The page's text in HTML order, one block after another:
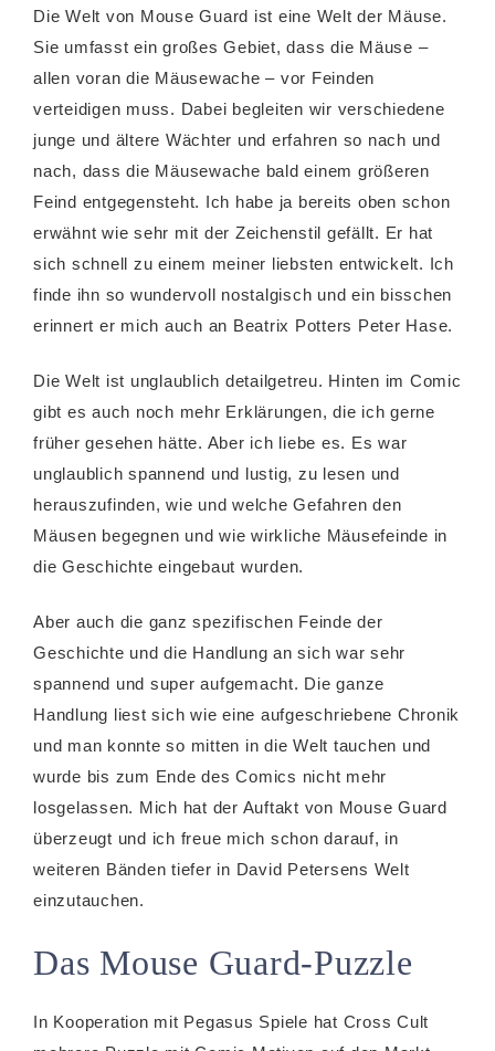
Die Welt von Mouse Guard ist eine Welt der Mäuse.
Sie umfasst ein großes Gebiet, dass die Mäuse –
allen voran die Mäusewache – vor Feinden
verteidigen muss. Dabei begleiten wir verschiedene
junge und ältere Wächter und erfahren so nach und
nach, dass die Mäusewache bald einem größeren
Feind entgegensteht. Ich habe ja bereits oben schon
erwähnt wie sehr mit der Zeichenstil gefällt. Er hat
sich schnell zu einem meiner liebsten entwickelt. Ich
finde ihn so wundervoll nostalgisch und ein bisschen
erinnert er mich auch an Beatrix Potters Peter Hase.
Die Welt ist unglaublich detailgetreu. Hinten im Comic
gibt es auch noch mehr Erklärungen, die ich gerne
früher gesehen hätte. Aber ich liebe es. Es war
unglaublich spannend und lustig, zu lesen und
herauszufinden, wie und welche Gefahren den
Mäusen begegnen und wie wirkliche Mäusefeinde in
die Geschichte eingebaut wurden.
Aber auch die ganz spezifischen Feinde der
Geschichte und die Handlung an sich war sehr
spannend und super aufgemacht. Die ganze
Handlung liest sich wie eine aufgeschriebene Chronik
und man konnte so mitten in die Welt tauchen und
wurde bis zum Ende des Comics nicht mehr
losgelassen. Mich hat der Auftakt von Mouse Guard
überzeugt und ich freue mich schon darauf, in
weiteren Bänden tiefer in David Petersens Welt
einzutauchen.
Das Mouse Guard-Puzzle
In Kooperation mit Pegasus Spiele hat Cross Cult